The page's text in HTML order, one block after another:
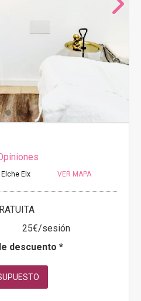
Elx VER MAPA
25€/sesión
descuento *